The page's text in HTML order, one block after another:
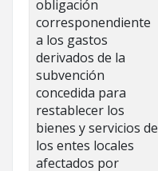
obligación
corresponendiente
a los gastos
derivados de la
subvención
concedida para
restablecer los
bienes y servicios de
los entes locales
afectados por